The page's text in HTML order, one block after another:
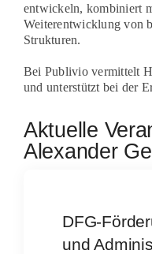
entwickeln, kombiniert
Weiterentwicklung von
Strukturen.
Bei Publivio vermittelt
und unterstützt bei der
Aktuelle
Alexander
DFG-
und